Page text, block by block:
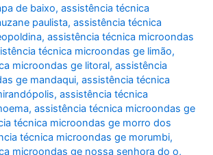
de baixo,assistência técnica
paulista,assistência técnica
,assistência técnica microondas
técnica microondas ge limão,
microondas ge litoral,assistência
ge mandaqui,assistência técnica
,assistência técnica
,assistência técnica microondas ge
técnica microondas ge morro dos
técnica microondas ge morumbi,
microondas ge nossa senhora do o,